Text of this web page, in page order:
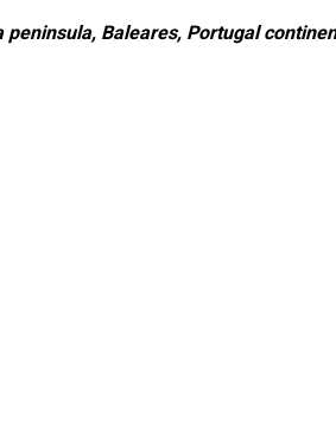
peninsula, Baleares, Portugal